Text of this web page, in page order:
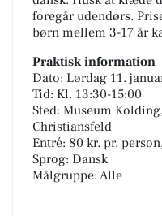
foregår udendørs.
børn mellem 3-17 år
Praktisk information
Dato: Lørdag 11.
Tid: Kl. 13:30-15:00
Sted: Museum
Christiansfeld
Entré: 80 kr. pr.
Sprog: Dansk
Målgruppe: Alle